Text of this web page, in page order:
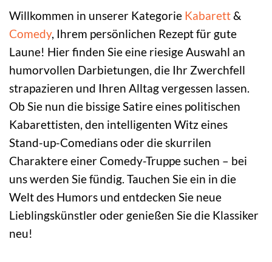
Willkommen in unserer Kategorie Kabarett&
Comedy, Ihrem persönlichen Rezept für gute
Laune! Hier finden Sie eine riesige Auswahl an
humorvollen Darbietungen, die Ihr Zwerchfell
strapazieren und Ihren Alltag vergessen lassen.
Ob Sie nun die bissige Satire eines politischen
Kabarettisten, den intelligenten Witz eines
Stand-up-Comedians oder die skurrilen
Charaktere einer Comedy-Truppe suchen – bei
uns werden Sie fündig. Tauchen Sie ein in die
Welt des Humors und entdecken Sie neue
Lieblingskünstler oder genießen Sie die Klassiker
neu!